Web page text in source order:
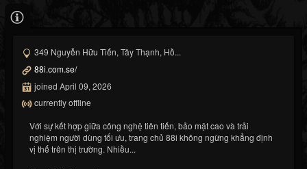
349 Nguyễn Hữu Tiến, Tây Thạnh, Hồ...
88i.com.se/
joined April 09, 2026
currently offline
Với sự kết hợp giữa công nghệ tiên tiến, bảo mật cao và trải
nghiệm người dùng tối ưu, trang chủ 88i không ngừng khẳng định
vị thế trên thị trường. Nhiều...